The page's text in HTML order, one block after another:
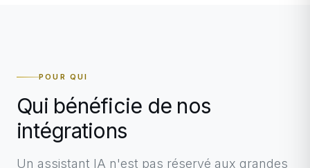
POUR QUI
Qui bénéficie de nos
intégrations
Un assistant IA n'est pas réservé aux grandes